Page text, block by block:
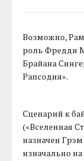
Возможно,
роль Фредди
Брайана
Рапсодия».
Сценарий к
(«Вселенная
назначен
изначально